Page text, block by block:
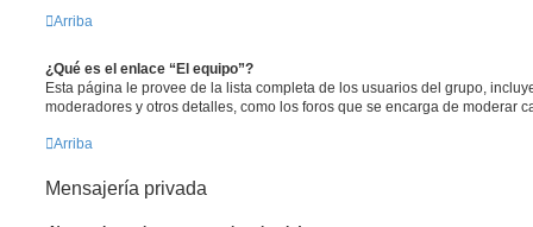
Arriba
¿Qué es el enlace “El equipo”?
Esta página le provee de la lista completa de los usuarios del grupo,
moderadores y otros detalles, como los foros que se encarga de moderar
Arriba
Mensajería privada